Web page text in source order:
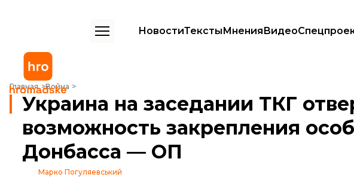
НовостиТекстыМненияВидео
Главная Война
Украина на заседании ТКГ отвергла возможность закрепления особого статуса
Украина на заседании ТКГ
возможность закрепления
Донбасса — ОП
Марко Погуляевський